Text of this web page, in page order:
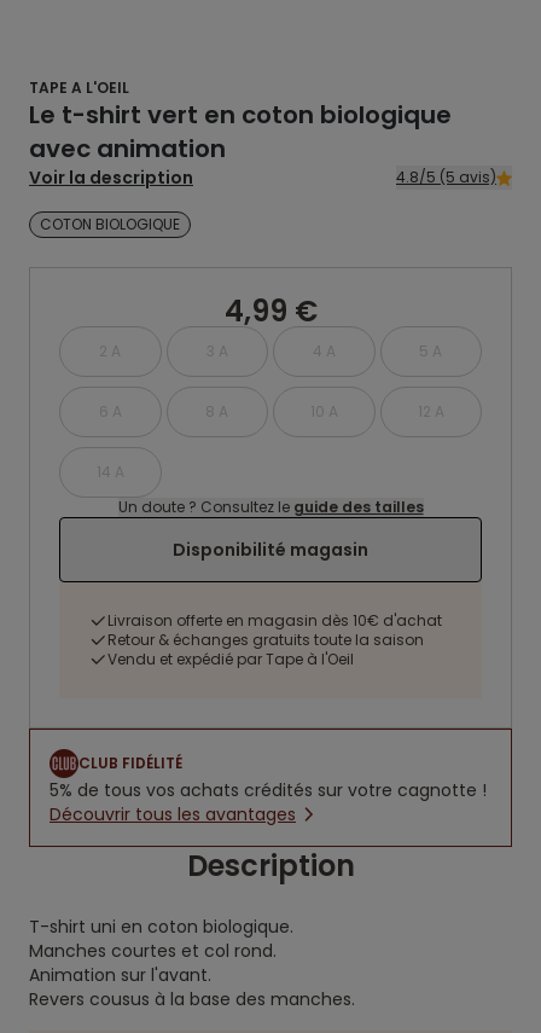
TAPE A L'OEIL
Le t-shirt vert en coton biologique
avec animation
Voir la description 4.8/5 (5 avis)
COTON BIOLOGIQUE
4,99 €
2 A 3 A 4 A 5 A
6 A 8 A 10 A 12 A
14 A
Un doute ? Consultez le guide des tailles
Disponibilité magasin
Livraison offerte en magasin dès 10€ d'achat
Retour & échanges gratuits toute la saison
Vendu et expédié par Tape à l'Oeil
CLUB FIDÉLITÉ
5% de tous vos achats crédités sur votre cagnotte !
Découvrir tous les avantages
Description
T-shirt uni en coton biologique.
Manches courtes et col rond.
Animation sur l'avant.
Revers cousus à la base des manches.